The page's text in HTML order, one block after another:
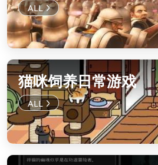
猫咪饲养日常游戏